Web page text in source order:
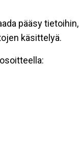
pääsy
käsittelyä.